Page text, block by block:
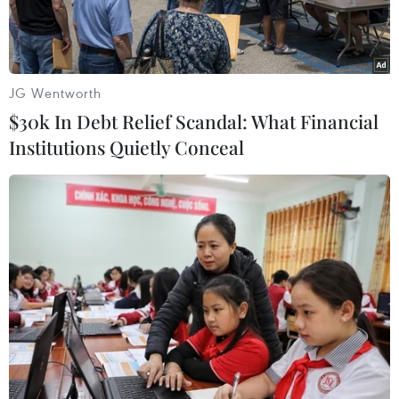
Sáu vừa qua.
Bộ trưởng Ngoại giao Trung Quốc Vương Nghị. (Ảnh:
AFP/TTXVN)
Bộ trưởng Ngoại giao Trung Quốc Vương Nghị
JG Wentworth
$30k In Debt Relief Scandal: What Financial
Institutions Quietly Conceal